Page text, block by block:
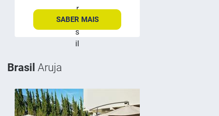
SABER MAIS
Brasil Aruja